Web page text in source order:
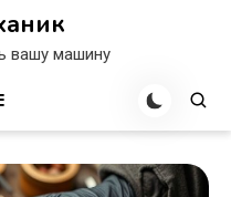
вашу машину